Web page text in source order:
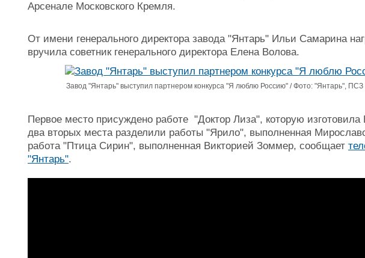
Арсенале Московского Кремля.
От имени генерального директора завода "Янтарь" Ильи Самарина
вручила советник генерального директора Елена Волова.
Завод "Янтарь" выступил партнером конкурса "Я люблю Россию" / Фото: "Янтарь", ПСЗ
Первое место присуждено работе "Доктор Лиза", которую изготовила
два вторых места разделили работы "Ярило", выполненная
работа "Птица Сирин", выполненная Викторией Зоммер, сообщает
"Янтарь".